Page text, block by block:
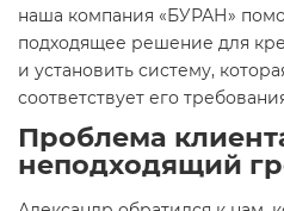
наша компания «БУРАН»
подходящее решение для
и установить систему,
соответствует его
Проблема
неподходящий